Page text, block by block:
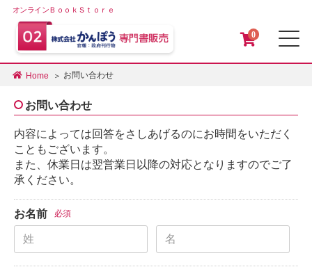
オンラインＢｏｏｋＳｔｏｒｅ
0
Home お問い合わせ
お問い合わせ
内容によっては回答をさしあげるのにお時間をいただく
こともございます。
また、休業日は翌営業日以降の対応となりますのでご了
承ください。
お名前 必須